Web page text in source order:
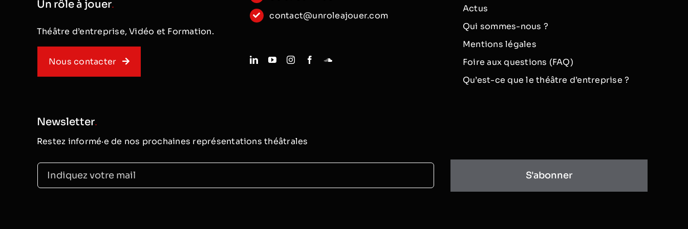
Un rôle à jouer.
Théâtre d’entreprise, Vidéo et Formation.
Nous contacter
contact@unroleajouer.com
Actus
Qui sommes-nous ?
Mentions légales
Foire aux questions (FAQ)
Qu’est-ce que le théâtre d’entreprise ?
Newsletter.
Restez informé·e de nos prochaines représentations théâtrales
S'abonner